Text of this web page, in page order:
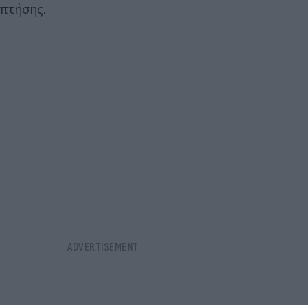
πτήσης.